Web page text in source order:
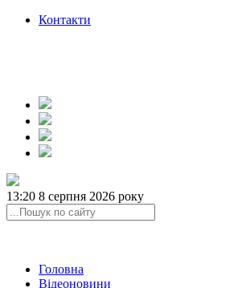
Контакти
13:20 8 серпня 2026 року
Головна
Відеоновини